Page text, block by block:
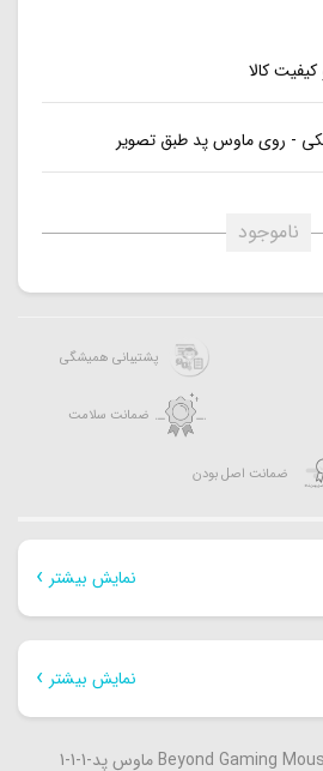
کالا
- روی ماوس پد طبق تصویر
ناموجود
پشتیبانی همیشگی
ضمانت سلامت
ضمانت اصل بودن
نمایش بیشتر
نمایش بیشتر